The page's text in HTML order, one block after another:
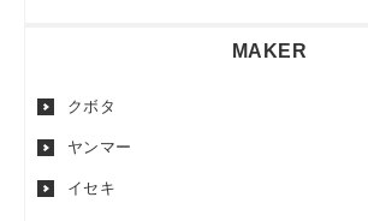
MAKER
クボタ
ヤンマー
イセキ